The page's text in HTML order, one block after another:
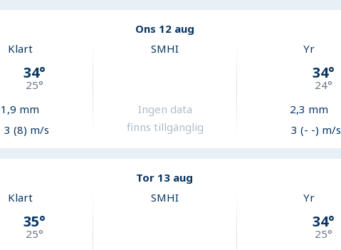
Ons 12 aug
Klart
34°
25°
1,9 mm
3 (8) m/s
SMHI
Ingen data
finns tillgänglig
Yr
34°
24°
2,3 mm
3 (- -) m/s
Tor 13 aug
Klart
35°
25°
SMHI Yr
34°
25°